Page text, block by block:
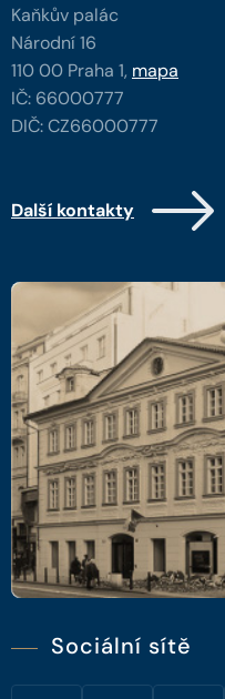
Kaňkův palác
Národní 16
110 00 Praha 1, mapa
IČ: 66000777
DIČ: CZ66000777
Další kontakty
Sociální sítě